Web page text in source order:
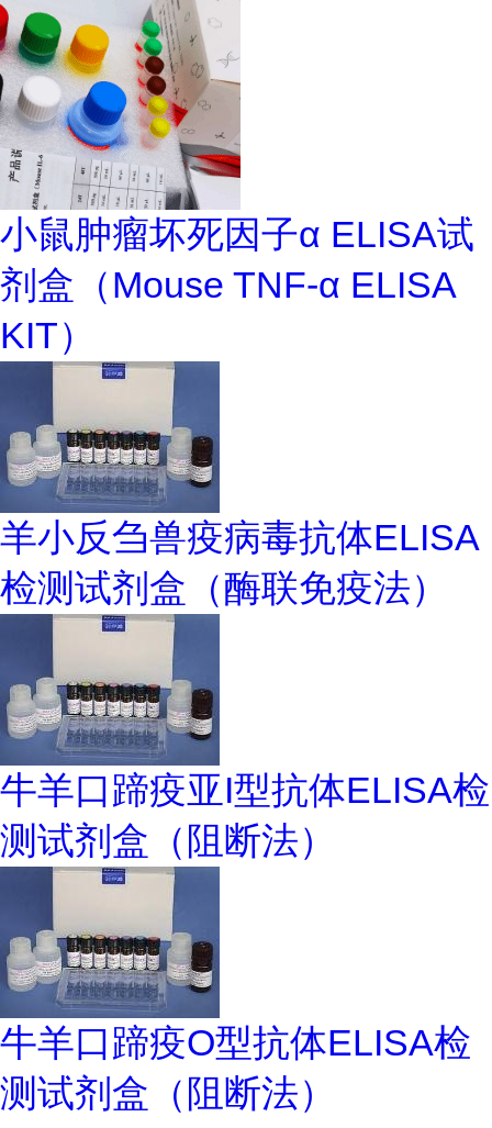
小鼠肿瘤坏死因子α ELISA试
剂盒（Mouse TNF-α ELISA
KIT）
羊小反刍兽疫病毒抗体ELISA
检测试剂盒（酶联免疫法）
牛羊口蹄疫亚I型抗体ELISA检
测试剂盒（阻断法）
牛羊口蹄疫O型抗体ELISA检
测试剂盒（阻断法）